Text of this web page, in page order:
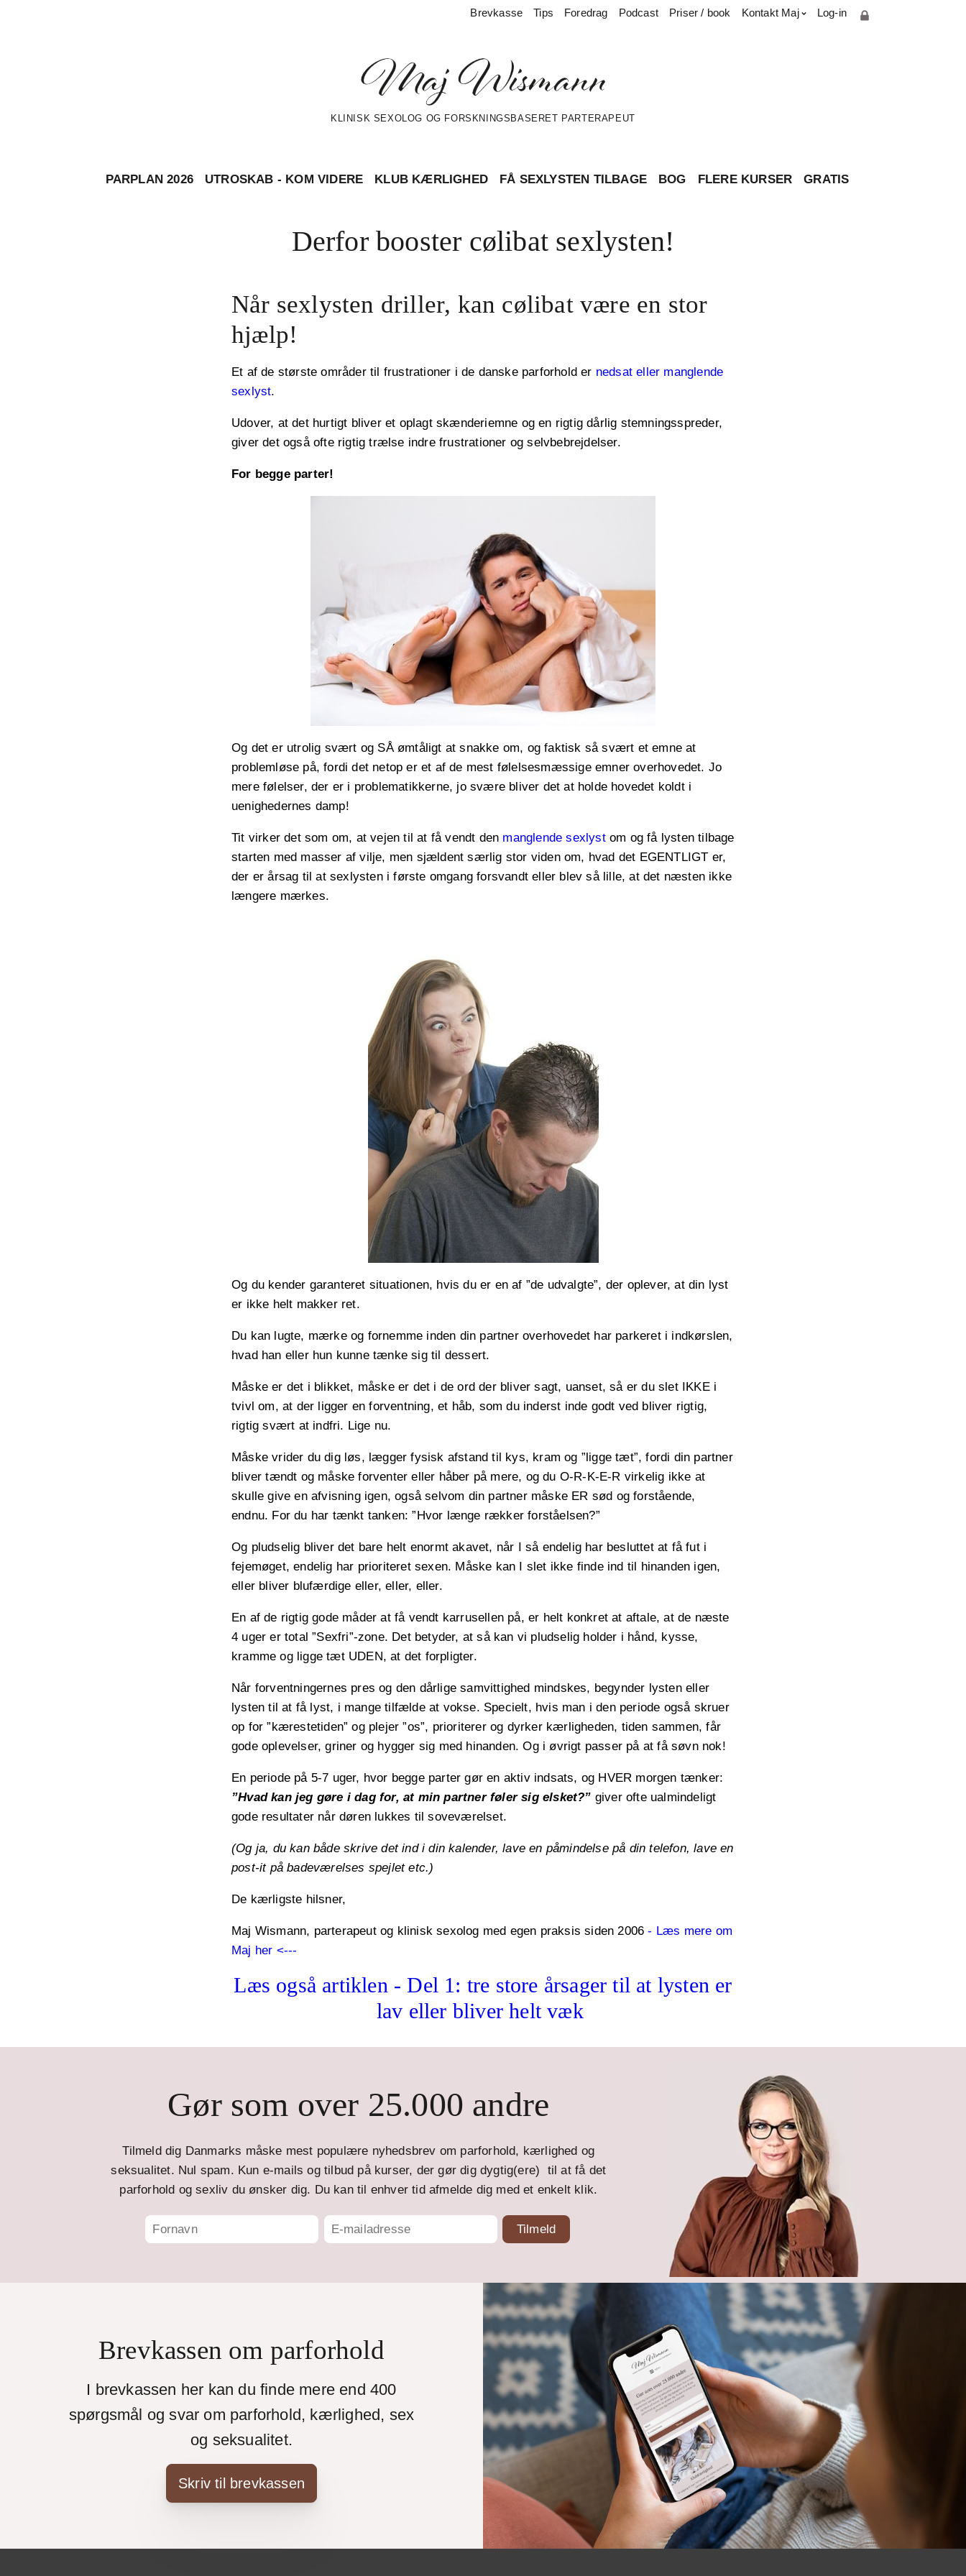
Brevkasse Tips Foredrag Podcast Priser / book Kontakt Maj Log-in
KLINISK SEXOLOG OG FORSKNINGSBASERET PARTERAPEUT
PARPLAN 2026 UTROSKAB - KOM VIDERE KLUB KÆRLIGHED FÅ SEXLYSTEN TILBAGE BOG FLERE KURSER GRATIS
Derfor booster cølibat sexlysten!
Når sexlysten driller, kan cølibat være en stor
hjælp!
Et af de største områder til frustrationer i de danske parforhold er nedsat eller manglende
sexlyst.
Udover, at det hurtigt bliver et oplagt skænderiemne og en rigtig dårlig stemningsspreder,
giver det også ofte rigtig trælse indre frustrationer og selvbebrejdelser.
For begge parter!
Og det er utrolig svært og SÅ ømtåligt at snakke om, og faktisk så svært et emne at
problemløse på, fordi det netop er et af de mest følelsesmæssige emner overhovedet. Jo
mere følelser, der er i problematikkerne, jo svære bliver det at holde hovedet koldt i
uenighedernes damp!
Tit virker det som om, at vejen til at få vendt den manglende sexlystom og få lysten tilbage
starten med masser af vilje, men sjældent særlig stor viden om, hvad det EGENTLIGT er,
der er årsag til at sexlysten i første omgang forsvandt eller blev så lille, at det næsten ikke
længere mærkes.
Og du kender garanteret situationen, hvis du er en af ”de udvalgte”, der oplever, at din lyst
er ikke helt makker ret.
Du kan lugte, mærke og fornemme inden din partner overhovedet har parkeret i indkørslen,
hvad han eller hun kunne tænke sig til dessert.
Måske er det i blikket, måske er det i de ord der bliver sagt, uanset, så er du slet IKKE i
tvivl om, at der ligger en forventning, et håb, som du inderst inde godt ved bliver rigtig,
rigtig svært at indfri. Lige nu.
Måske vrider du dig løs, lægger fysisk afstand til kys, kram og ”ligge tæt”, fordi din partner
bliver tændt og måske forventer eller håber på mere, og du O-R-K-E-R virkelig ikke at
skulle give en afvisning igen, også selvom din partner måske ER sød og forstående,
endnu. For du har tænkt tanken: ”Hvor længe rækker forståelsen?”
Og pludselig bliver det bare helt enormt akavet, når I så endelig har besluttet at få fut i
fejemøget, endelig har prioriteret sexen. Måske kan I slet ikke finde ind til hinanden igen,
eller bliver blufærdige eller, eller, eller.
En af de rigtig gode måder at få vendt karrusellen på, er helt konkret at aftale, at de næste
4 uger er total ”Sexfri”-zone. Det betyder, at så kan vi pludselig holder i hånd, kysse,
kramme og ligge tæt UDEN, at det forpligter.
Når forventningernes pres og den dårlige samvittighed mindskes, begynder lysten eller
lysten til at få lyst, i mange tilfælde at vokse. Specielt, hvis man i den periode også skruer
op for ”kærestetiden” og plejer ”os”, prioriterer og dyrker kærligheden, tiden sammen, får
gode oplevelser, griner og hygger sig med hinanden. Og i øvrigt passer på at få søvn nok!
En periode på 5-7 uger, hvor begge parter gør en aktiv indsats, og HVER morgen tænker:
”Hvad kan jeg gøre i dag for, at min partner føler sig elsket?” giver ofte ualmindeligt
gode resultater når døren lukkes til soveværelset.
(Og ja, du kan både skrive det ind i din kalender, lave en påmindelse på din telefon, lave en
post-it på badeværelses spejlet etc.)
De kærligste hilsner,
Maj Wismann, parterapeut og klinisk sexolog med egen praksis siden 2006- Læs mere om
Maj her <---
Læs også artiklen - Del 1: tre store årsager til at lysten er
lav eller bliver helt væk
Gør som over 25.000 andre
Tilmeld dig Danmarks måske mest populære nyhedsbrev om parforhold, kærlighed og
seksualitet. Nul spam. Kun e-mails og tilbud på kurser, der gør dig dygtig(ere) til at få det
parforhold og sexliv du ønsker dig. Du kan til enhver tid afmelde dig med et enkelt klik.
Brevkassen om parforhold
I brevkassen her kan du finde mere end 400
spørgsmål og svar om parforhold, kærlighed, sex
og seksualitet.
Skriv til brevkassen